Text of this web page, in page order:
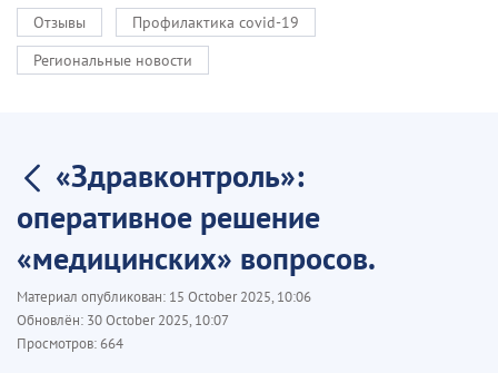
Отзывы
Профилактика covid-19
Региональные новости
​ «Здравконтроль»:
оперативное решение
«медицинских» вопросов. ​
Материал опубликован: 15 October 2025, 10:06
Обновлён: 30 October 2025, 10:07
Просмотров:664